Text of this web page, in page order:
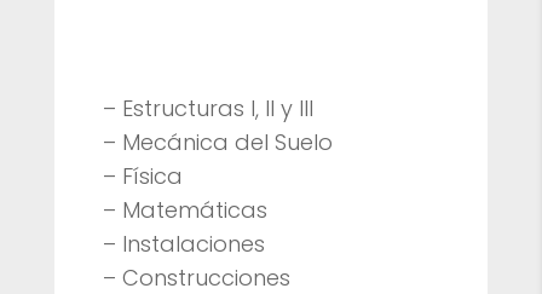
– Estructuras I, II y III
– Mecánica del Suelo
– Física
– Matemáticas
– Instalaciones
– Construcciones